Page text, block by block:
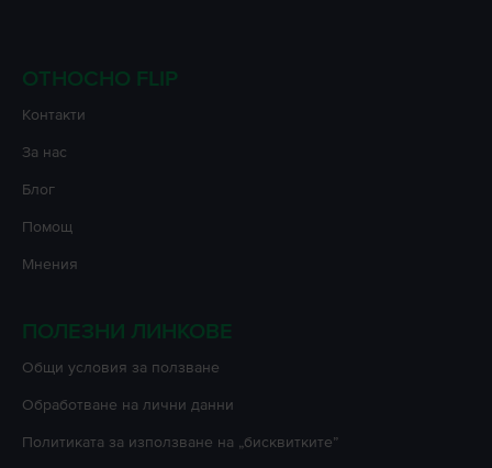
ОТНОСНО FLIP
Контакти
За нас
Блог
Помощ
Мнения
ПОЛЕЗНИ ЛИНКОВЕ
Oбщи условия за ползване
Oбработване на лични данни
Политиката за използване на „бисквитките”